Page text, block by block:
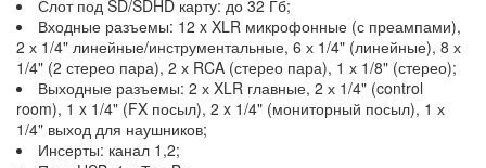
Слот под SD/SDHD карту: до 32 Гб;
Входные разъемы: 12 x XLR микрофонные (с преампами),
2 х 1/4" линейные/инструментальные, 6 х 1/4" (линейные), 8 х
1/4" (2 стерео пара), 2 х RCA (стерео пара), 1 х 1/8" (стерео);
Выходные разъемы: 2 х XLR главные, 2 х 1/4" (control
room), 1 x 1/4" (FX посыл), 2 x 1/4" (мониторный посыл), 1 х
1/4" выход для наушников;
Инсерты: канал 1,2;